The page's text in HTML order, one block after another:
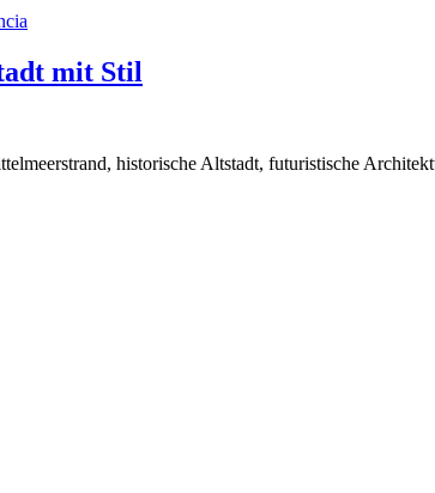
mit Stil
historische Altstadt, futuristische